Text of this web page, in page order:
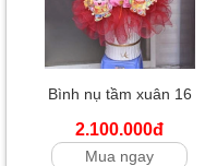
Bình nụ tầm xuân 16
2.100.000đ
Mua ngay